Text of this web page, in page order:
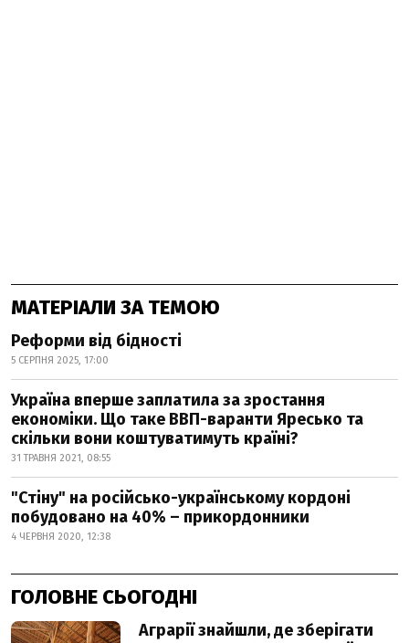
МАТЕРІАЛИ ЗА ТЕМОЮ
Реформи від бідності
5 СЕРПНЯ 2025, 17:00
Україна вперше заплатила за зростання
економіки. Що таке ВВП-варанти Яресько та
скільки вони коштуватимуть країні?
31 ТРАВНЯ 2021, 08:55
"Стіну" на російсько-українському кордоні
побудовано на 40% – прикордонники
4 ЧЕРВНЯ 2020, 12:38
ГОЛОВНЕ СЬОГОДНІ
Аграрії знайшли, де зберігати